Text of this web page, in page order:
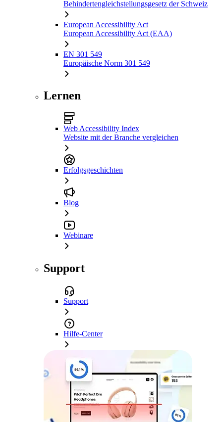
Behindertengleichstellungsgesetz der Schweiz
European Accessibility Act
European Accessibility Act (EAA)
EN 301 549
Europäische Norm 301 549
Lernen
Web Accessibility Index
Website mit der Branche vergleichen
Erfolgsgeschichten
Blog
Webinare
Support
Support
Hilfe-Center